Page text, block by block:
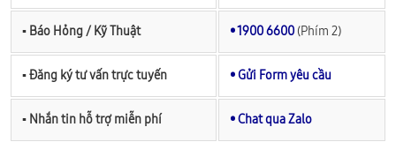
▪︎ Báo Hỏng / Kỹ Thuật • 1900 6600 (Phím 2)
▪︎ Đăng ký tư vấn trực tuyến • Gửi Form yêu cầu
▪︎ Nhắn tin hỗ trợ miễn phí • Chat qua Zalo